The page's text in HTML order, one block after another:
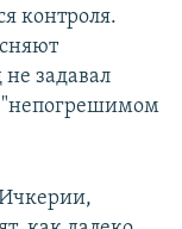
контроля.
задавал
"непогрешимом